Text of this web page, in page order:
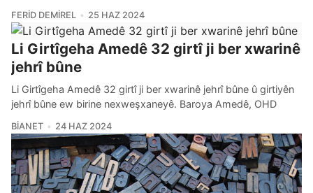
FERID DEMIREL 25 HAZ 2024
Li Girtîgeha Amedê 32 girtî ji ber xwarinê
jehrî bûne
Li Girtîgeha Amedê 32 girtî ji ber xwarinê jehrî bûne û girtiyên
jehrî bûne ew birine nexweşxaneyê. Baroya Amedê, OHD
BIANET 24 HAZ 2024